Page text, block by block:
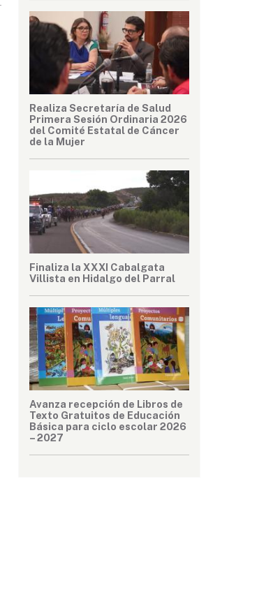
Realiza Secretaría de Salud
Primera Sesión Ordinaria 2026
del Comité Estatal de Cáncer
de la Mujer
Finaliza la XXXI Cabalgata
Villista en Hidalgo del Parral
Avanza recepción de Libros de
Texto Gratuitos de Educación
Básica para ciclo escolar 2026
– 2027